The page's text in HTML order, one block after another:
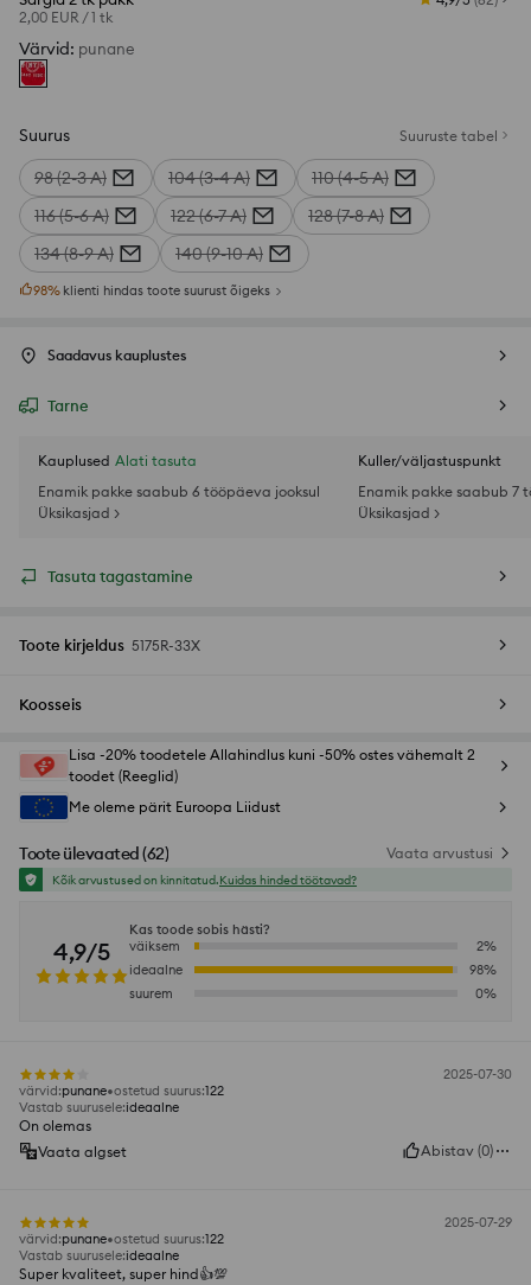
2,00 EUR /1 tk
Värvid: punane
Suurus Suuruste tabel
98 (2-3 A) 104 (3-4 A)
110 (4-5 A)
116 (5-6 A)
122 (6-7 A)
128 (7-8 A)
134 (8-9 A)
140 (9-10 A)
98% klienti hindas toote suurust õigeks
Saadavus kauplustes
Tarne
Kauplused Alati tasuta
Enamik pakke saabub 6 tööpäeva jooksul
Üksikasjad >
Kuller/väljastuspunkt
Enamik pakke saabub 7
Üksikasjad >
Tasuta tagastamine
Toote kirjeldus 5175R-33X
Koosseis
Lisa -20% toodetele Allahindlus kuni -50% ostes vähemalt 2
toodet (Reeglid)
Me oleme pärit Euroopa Liidust
Toote ülevaated (62) Vaata arvustusi
Kõik arvustused on kinnitatud.Kuidas hinded töötavad?
4,9/5
Kas toode sobis hästi?
väiksem
2%
ideaalne
98%
suurem
0%
2025-07-30
värvid:punane ostetud suurus:122
Vastab suurusele:ideaalne
On olemas
Vaata algset
Abistav (0)
2025-07-29
värvid:punane ostetud suurus:122
Vastab suurusele:ideaalne
Super kvaliteet, super hind👍️💯